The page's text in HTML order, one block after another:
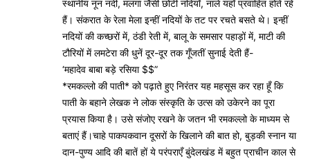
स्थानीय नून नदी, मलंगा जैसी छोटी नदियाँ, नाले यहाँ प्रवाहित होते रहे
हैं। संकरात के रेला मेला इन्हीं नदियों के तट पर रचते बसते थे। इन्हीं
नदियों की कच्छरों में, ठंडी रेती में, बालू के समसार पहाड़ों में, माटी की
टौरियों में लमटेरा की धुनें दूर-दूर तक गूँजतीं सुनाई देती हैं-
‘महादेव बाबा बड़े रसिया $$”
*रमकल्लो की पाती* को पढ़ाते हुए निरंतर यह महसूस कर रहा हूँ कि
पाती के बहाने लेखक ने लोक संस्कृति के उत्स को उकेरने का पूरा
प्रयास किया है। उसे संजोए रखने के जतन भी रमकल्लो के माध्यम से
बताएं हैं।चाहे पाकपकवान दूसरों के खिलाने की बात हो, बुड़की स्नान या
दान-पुण्य आदि की बातें हों ये परंपराएँ बुंदेलखंड में बहुत प्राचीन काल से